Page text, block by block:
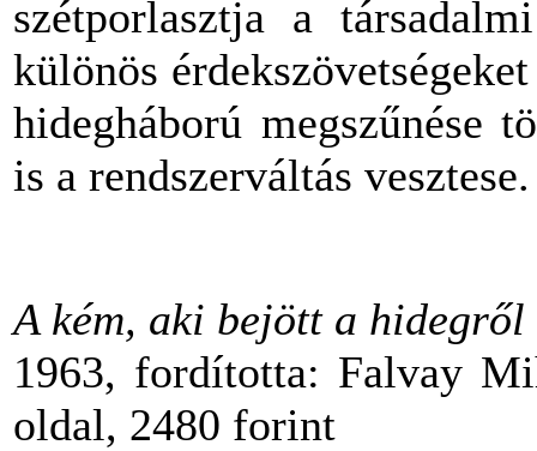
szétporlasztja a
különös
hidegháború megszűnése
is a rendszerváltás vesztese.
A kém, aki bejött a hidegről
1963, fordította: Falvay
oldal, 2480 forint